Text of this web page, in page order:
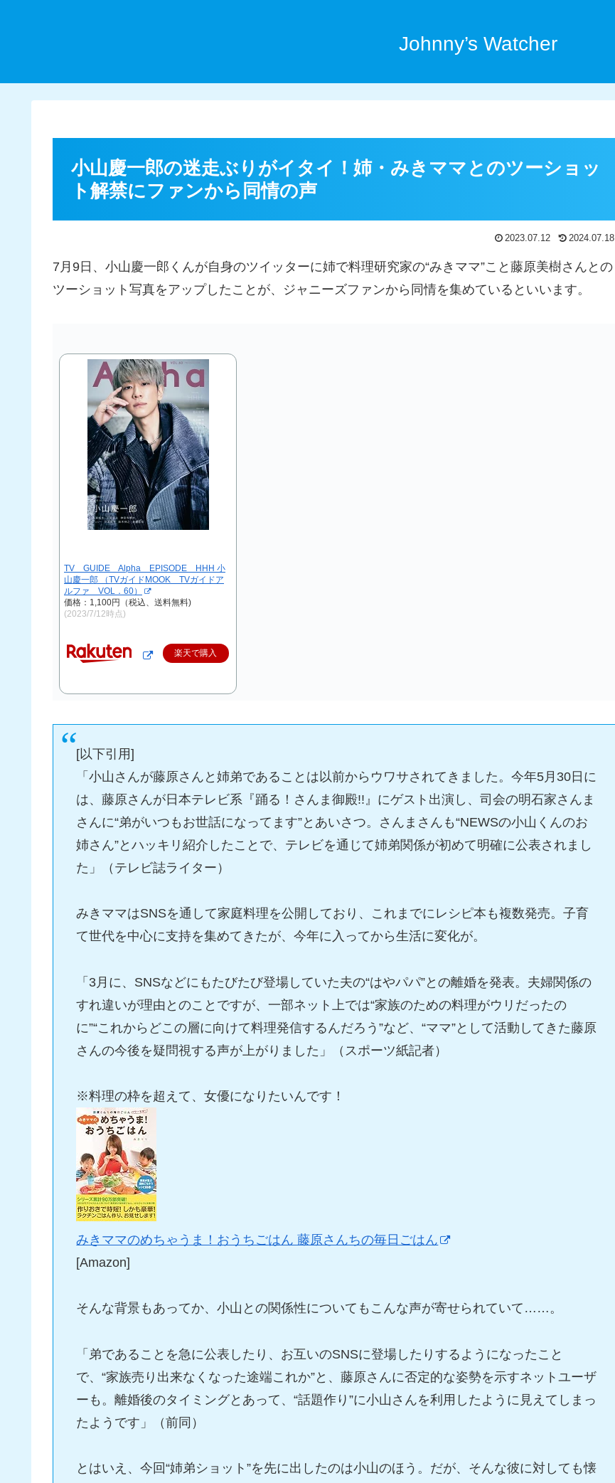
Johnny’s Watcher
小山慶一郎の迷走ぶりがイタイ！姉・みきママとのツーショッ
ト解禁にファンから同情の声
2023.07.12 2024.07.18
7月9日、小山慶一郎くんが自身のツイッターに姉で料理研究家の“みきママ”こと藤原美樹さんとの
ツーショット写真をアップしたことが、ジャニーズファンから同情を集めているといいます。
TV GUIDE Alpha EPISODE HHH 小
山慶一郎 （TVガイドMOOK TVガイドア
ルファ VOL．60）
価格：1,100円（税込、送料無料)
(2023/7/12時点)
楽天で購入
[以下引用]
「小山さんが藤原さんと姉弟であることは以前からウワサされてきました。今年5月30日に
は、藤原さんが日本テレビ系『踊る！さんま御殿!!』にゲスト出演し、司会の明石家さんま
さんに“弟がいつもお世話になってます”とあいさつ。さんまさんも“NEWSの小山くんのお
姉さん”とハッキリ紹介したことで、テレビを通じて姉弟関係が初めて明確に公表されまし
た」（テレビ誌ライター）
みきママはSNSを通して家庭料理を公開しており、これまでにレシピ本も複数発売。子育
て世代を中心に支持を集めてきたが、今年に入ってから生活に変化が。
「3月に、SNSなどにもたびたび登場していた夫の“はやパパ”との離婚を発表。夫婦関係の
すれ違いが理由とのことですが、一部ネット上では“家族のための料理がウリだったの
に”“これからどこの層に向けて料理発信するんだろう”など、“ママ”として活動してきた藤原
さんの今後を疑問視する声が上がりました」（スポーツ紙記者）
※料理の枠を超えて、女優になりたいんです！
みきママのめちゃうま！おうちごはん 藤原さんちの毎日ごはん
[Amazon]
そんな背景もあってか、小山との関係性についてもこんな声が寄せられていて……。
「弟であることを急に公表したり、お互いのSNSに登場したりするようになったこと
で、“家族売り出来なくなった途端これか”と、藤原さんに否定的な姿勢を示すネットユーザ
ーも。離婚後のタイミングとあって、“話題作り”に小山さんを利用したように見えてしまっ
たようです」（前同）
とはいえ、今回“姉弟ショット”を先に出したのは小山のほう。だが、そんな彼に対しても懐